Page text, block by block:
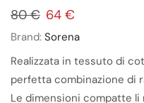
80€ 64 €
Brand: Sorena
Realizzata in tessuto di
perfetta combinazione di
Le dimensioni compatte